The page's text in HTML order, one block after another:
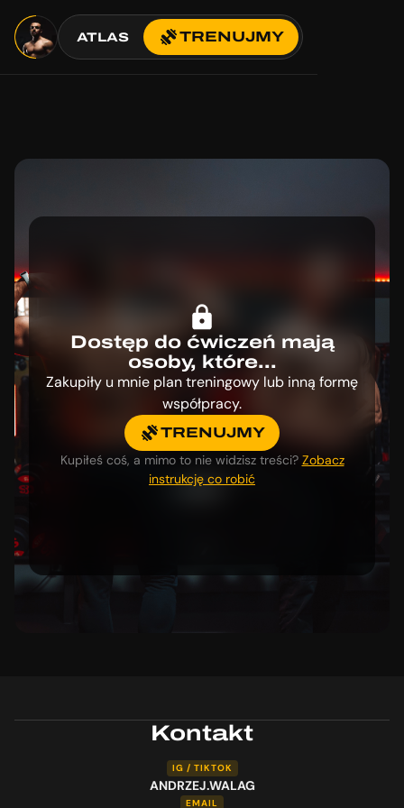
ATLAS TRENUJMY
Dostęp do ćwiczeń mają
osoby, które...
Zakupiły u mnie plan treningowy lub inną formę
współpracy.
TRENUJMY
Kupiłeś coś, a mimo to nie widzisz treści? Zobacz
instrukcję co robić
Kontakt
IG / TIKTOK
ANDRZEJ.WALAG
EMAIL